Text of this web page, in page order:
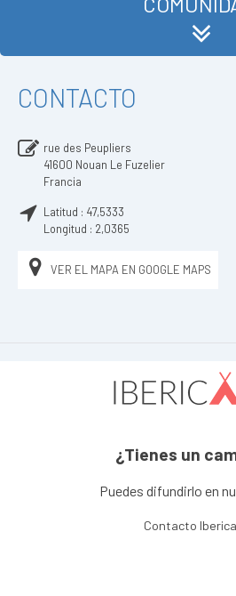
CONTACTO
rue des Peupliers
41600 Nouan Le Fuzelier
Francia
Latitud : 47,5333
Longitud : 2,0365
VER EL MAPA EN GOOGLE MAPS
¿Tienes un
Puedes difundirlo en
Contacto